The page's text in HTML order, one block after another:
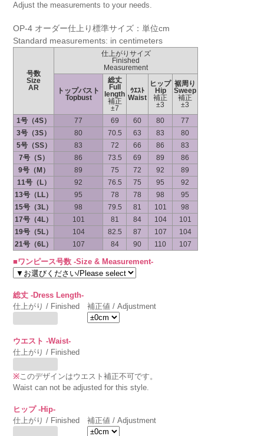
Adjust the measurements to your needs.
OP-4 オーダー仕上り標準サイズ：単位cm
Standard measurements: in centimeters
号数
Size
AR
仕上がりサイズ
Finished
Measurement
トップバスト
Topbust
総丈
Full
length
補正
±7
ｳｴｽﾄ
Waist
ヒップ
Hip
補正
±3
裾周り
Sweep
補正
±3
1号（4S）
77 69 60 80
77
3号（3S）
80 70.5 63 83
80
5号（SS）
83 72 66 86
83
7号（S）
86 73.5 69 89
86
9号（M）
89 75 72 92
89
11号（L）
92 76.5 75 95
92
13号（LL）
95 78 78 98
95
15号（3L）
98 79.5 81 101
98
17号（4L）
101 81 84 104
101
19号（5L）
104 82.5 87 107
104
21号（6L）
107 84 90 110 107
■ワンピース号数 -Size & Measurement-
総丈 -Dress Length-
仕上がり / Finished
補正値 / Adjustment
ウエスト -Waist-
仕上がり / Finished
※このデザインはウエスト補正不可です。
Waist can not be adjusted for this style.
ヒップ -Hip-
仕上がり / Finished
補正値 / Adjustment